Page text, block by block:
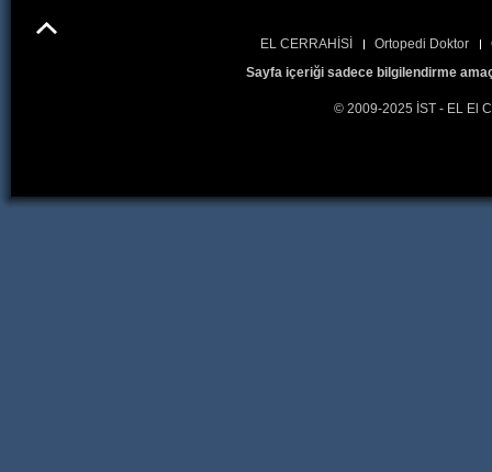
EL CERRAHİSİ Ortopedi Doktor
Sayfa içeriği sadece bilgilendirme
© 2009-2025 İST - EL El